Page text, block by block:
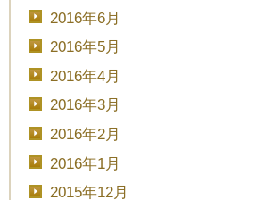
2016年6月
2016年5月
2016年4月
2016年3月
2016年2月
2016年1月
2015年12月